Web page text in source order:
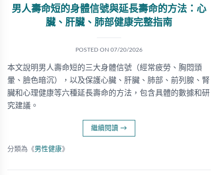
男人壽命短的身體信號與延長壽命的方法：心
臟、肝臟、肺部健康完整指南
POSTED ON 07/20/2026
本文說明男人壽命短的三大身體信號（經常疲勞、胸悶頭
暈、臉色暗沉），以及保護心臟、肝臟、肺部、前列腺、腎
臟和心理健康等六種延長壽命的方法，包含具體的數據和研
究建議。
繼續閱讀 →
分類為《男性健康》